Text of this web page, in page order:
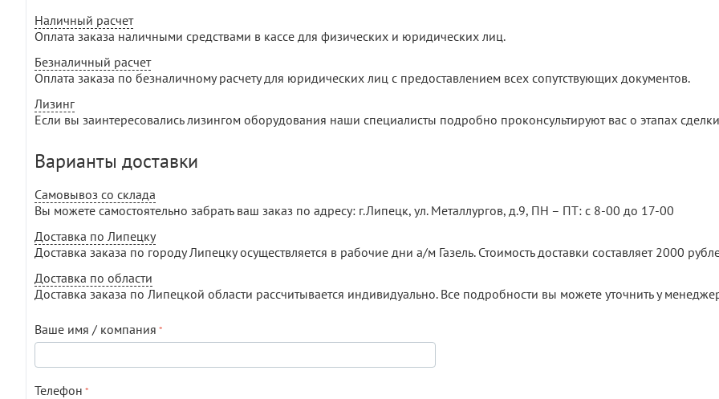
Наличный расчет
Оплата заказа наличными средствами в кассе для физических и юридических лиц.
Безналичный расчет
Оплата заказа по безналичному расчету для юридических лиц с предоставлением всех сопутствующих документов.
Лизинг
Если вы заинтересовались лизингом оборудования наши специалисты подробно проконсультируют вас о этапах
Варианты доставки
Самовывоз со склада
Вы можете самостоятельно забрать ваш заказ по адресу: г.Липецк, ул. Металлургов, д.9, ПН – ПТ: с 8-00 до 17-00
Доставка по Липецку
Доставка заказа по городу Липецку осуществляется в рабочие дни а/м Газель. Стоимость доставки составляет 2000
Доставка по области
Доставка заказа по Липецкой области рассчитывается индивидуально. Все подробности вы можете уточнить у
Ваше имя / компания
Телефон